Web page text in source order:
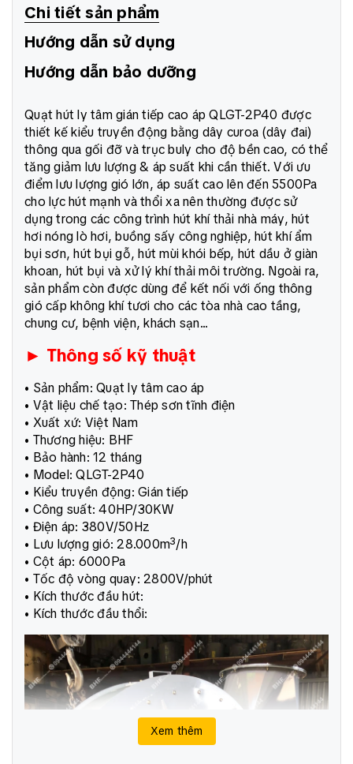
Chi tiết sản phẩm
Hướng dẫn sử dụng
Hướng dẫn bảo dưỡng
Quạt hút ly tâm gián tiếp cao áp QLGT-2P40 được
thiết kế kiểu truyền động bằng dây curoa (dây đai)
thông qua gối đỡ và trục buly cho độ bền cao, có thể
tăng giảm lưu lượng & áp suất khi cần thiết. Với ưu
điểm lưu lượng gió lớn, áp suất cao lên đến 5500Pa
cho lực hút mạnh và thổi xa nên thường được sử
dụng trong các công trình hút khí thải nhà máy, hút
hơi nóng lò hơi, buồng sấy công nghiệp, hút khí ẩm
bụi sơn, hút bụi gỗ, hút mùi khói bếp, hút dầu ở giàn
khoan, hút bụi và xử lý khí thải môi trường. Ngoài ra,
sản phẩm còn được dùng để kết nối với ống thông
gió cấp không khí tươi cho các tòa nhà cao tầng,
chung cư, bệnh viện, khách sạn...
► Thông số kỹ thuật
• Sản phẩm: Quạt ly tâm cao áp
• Vật liệu chế tạo: Thép sơn tĩnh điện
• Xuất xứ: Việt Nam
• Thương hiệu: BHF
• Bảo hành: 12 tháng
• Model: QLGT-2P40
• Kiểu truyền động: Gián tiếp
• Công suất: 40HP/30KW
• Điện áp: 380V/50Hz
• Lưu lượng gió: 28.000m³/h
• Cột áp: 6000Pa
• Tốc độ vòng quay: 2800V/phút
• Kích thước đầu hút:
• Kích thước đầu thổi:
Xem thêm